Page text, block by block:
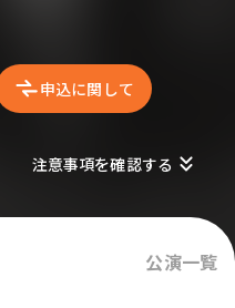
申込に関して
注意事項を確認する
公演一覧